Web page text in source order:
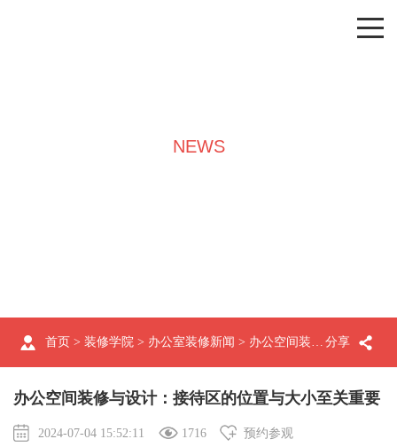
NEWS
分享
首页 > 装修学院 > 办公室装修新闻 > 办公空间装修与设计：接待区的位置与大小至关重要
办公空间装修与设计：接待区的位置与大小至关重要
2024-07-04 15:52:11 1716 预约参观